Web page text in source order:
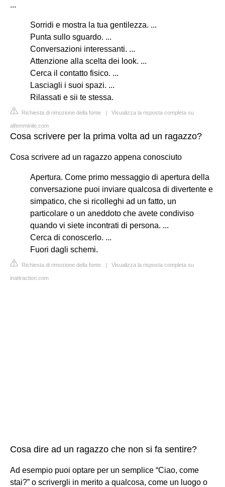
...
Sorridi e mostra la tua gentilezza. ...
Punta sullo sguardo. ...
Conversazioni interessanti. ...
Attenzione alla scelta dei look. ...
Cerca il contatto fisico. ...
Lasciagli i suoi spazi. ...
Rilassati e sii te stessa.
Richiesta di rimozione della fonte | Visualizza la risposta completa su
alfemminile.com
Cosa scrivere per la prima volta ad un ragazzo?
Cosa scrivere ad un ragazzo appena conosciuto
Apertura. Come primo messaggio di apertura della
conversazione puoi inviare qualcosa di divertente e
simpatico, che si ricolleghi ad un fatto, un
particolare o un aneddoto che avete condiviso
quando vi siete incontrati di persona. ...
Cerca di conoscerlo. ...
Fuori dagli schemi.
Richiesta di rimozione della fonte | Visualizza la risposta completa su
inattraction.com
Cosa dire ad un ragazzo che non si fa sentire?
Ad esempio puoi optare per un semplice “Ciao, come
stai?” o scrivergli in merito a qualcosa, come un luogo o